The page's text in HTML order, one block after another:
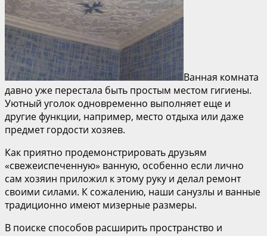
Ванная комната
давно уже перестала быть простым местом гигиены.
Уютный уголок одновременно выполняет еще и
другие функции, например, место отдыха или даже
предмет гордости хозяев.
Как приятно продемонстрировать друзьям
«свежеиспеченную» ванную, особенно если лично
сам хозяин приложил к этому руку и делал ремонт
своими силами. К сожалению, наши санузлы и ванные
традиционно имеют мизерные размеры.
В поиске способов расширить пространство и